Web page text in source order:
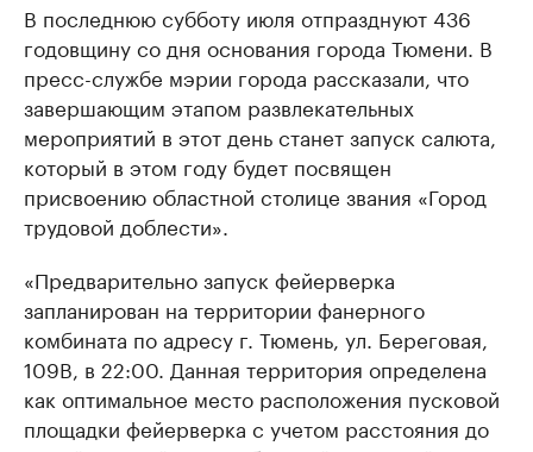
В последнюю субботу июля отпразднуют 436
годовщину со дня основания города Тюмени. В
пресс-службе мэрии города рассказали, что
завершающим этапом развлекательных
мероприятий в этот день станет запуск салюта,
который в этом году будет посвящен
присвоению областной столице звания «Город
трудовой доблести».
«Предварительно запуск фейерверка
запланирован на территории фанерного
комбината по адресу г. Тюмень, ул. Береговая,
109В, в 22:00. Данная территория определена
как оптимальное место расположения пусковой
площадки фейерверка с учетом расстояния до